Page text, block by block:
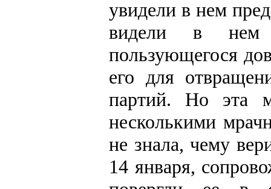
увидели в нем
видели в нем
пользующегося
его для
партий. Но эта
несколькими
не знала, чему
14 января,